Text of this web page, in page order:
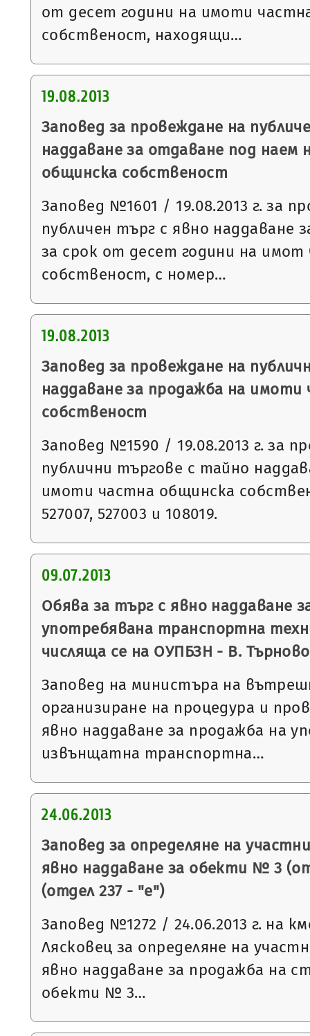
от десет години на имоти
собственост, находящи…
19.08.2013
Заповед за провеждане на
наддаване за отдаване под наем
общинска собственост
Заповед №1601 / 19.08.2013 г. за
публичен търг с явно наддаване
за срок от десет години на
собственост, с номер…
19.08.2013
Заповед за провеждане на
наддаване за продажба на
собственост
Заповед №1590 / 19.08.2013 г. за
публични търгове с тайно
имоти частна общинска
527007, 527003 и 108019.
09.07.2013
Обява за търг с явно наддаване
употребявана транспортна
числяща се на ОУПБЗН - В. Търново
Заповед на министъра на
организиране на процедура и
явно наддаване за продажба на
извънщатна транспортна…
24.06.2013
Заповед за определяне на
явно наддаване за обекти № 3
(отдел 237 - "е")
Заповед №1272 / 24.06.2013 г. на
Лясковец за определяне на
явно наддаване за продажба на
обекти № 3…